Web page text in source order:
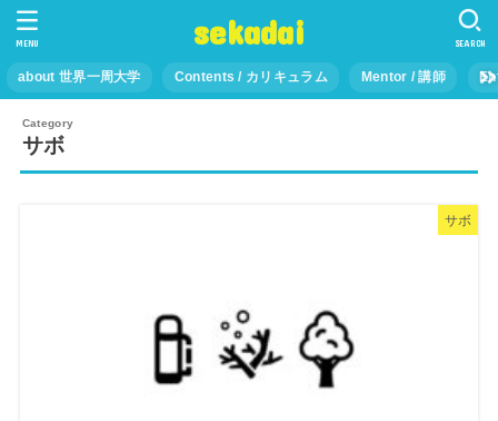
sekadai
about 世界一周大学 Contents / カリキュラム Mentor / 講師
SEARCH
MENU
サボ
サボ